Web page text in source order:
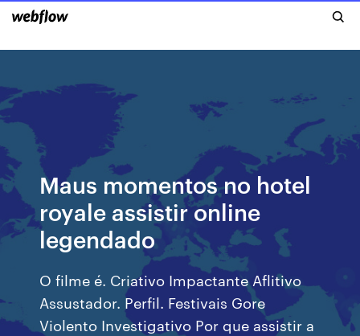
Maus momentos no hotel
royale assistir online
legendado
O filme é. Criativo Impactante Aflitivo
Assustador. Perfil. Festivais Gore
Violento Investigativo Por que assistir a